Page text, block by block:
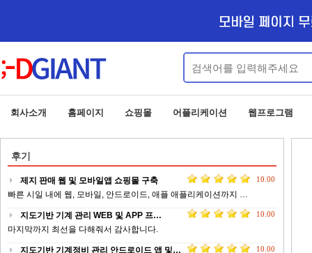
회사소개 홈페이지 쇼핑몰 어플리케이션 웹프로그램
후기
지도기반 기계 관리 WEB 및 APP 프…
마지막까지 최선을 다해줘서 감사합니다.
10.00
지도기반 기계정비 관리 안드로이드 앱 및…
책임감이 강하고, 신뢰가 가는 파트너였습니다.
10.00
기독 콘텐츠 플랫폼 안드로이드 앱서비스 …
10.00